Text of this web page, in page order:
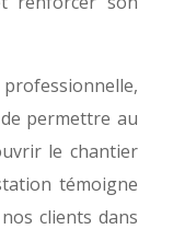
permettre au
le chantier
témoigne
clients dans